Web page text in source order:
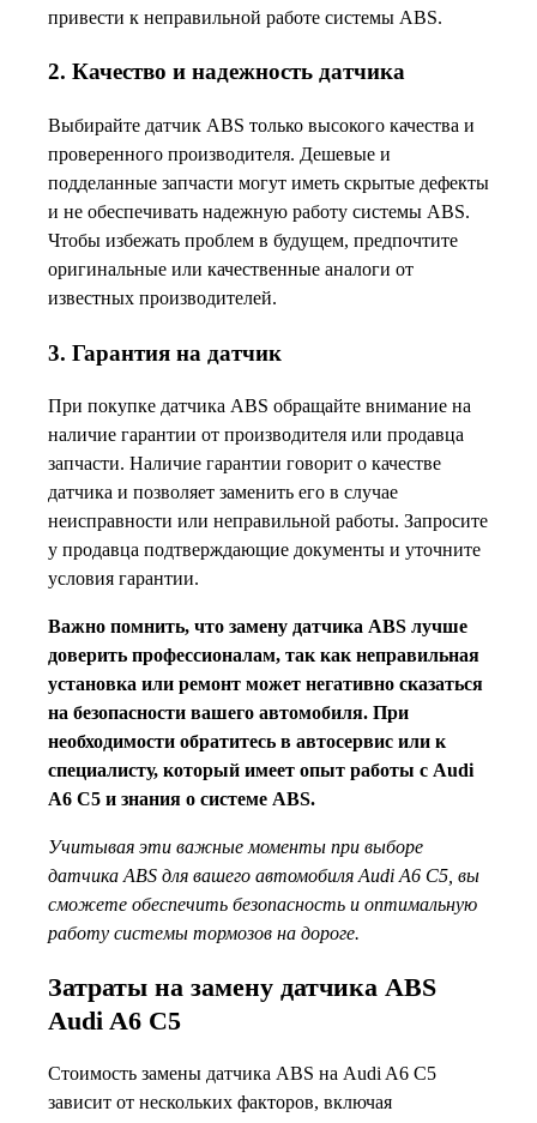
привести к неправильной работе системы ABS.
2. Качество и надежность датчика
Выбирайте датчик ABS только высокого качества и
проверенного производителя. Дешевые и
подделанные запчасти могут иметь скрытые дефекты
и не обеспечивать надежную работу системы ABS.
Чтобы избежать проблем в будущем, предпочтите
оригинальные или качественные аналоги от
известных производителей.
3. Гарантия на датчик
При покупке датчика ABS обращайте внимание на
наличие гарантии от производителя или продавца
запчасти. Наличие гарантии говорит о качестве
датчика и позволяет заменить его в случае
неисправности или неправильной работы. Запросите
у продавца подтверждающие документы и уточните
условия гарантии.
Важно помнить, что замену датчика ABS лучше
доверить профессионалам, так как неправильная
установка или ремонт может негативно сказаться
на безопасности вашего автомобиля. При
необходимости обратитесь в автосервис или к
специалисту, который имеет опыт работы с Audi
A6 C5 и знания о системе ABS.
Учитывая эти важные моменты при выборе
датчика ABS для вашего автомобиля Audi A6 C5, вы
сможете обеспечить безопасность и оптимальную
работу системы тормозов на дороге.
Затраты на замену датчика ABS
Audi A6 C5
Стоимость замены датчика ABS на Audi A6 C5
зависит от нескольких факторов, включая